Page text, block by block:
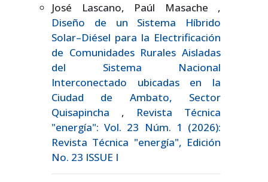
José Lascano, Paúl Masache ,
Diseño de un Sistema Híbrido
Solar–Diésel para la Electrificación
de Comunidades Rurales Aisladas
del Sistema Nacional
Interconectado ubicadas en la
Ciudad de Ambato, Sector
Quisapincha , Revista Técnica
"energía": Vol. 23 Núm. 1 (2026):
Revista Técnica "energía", Edición
No. 23 ISSUE I